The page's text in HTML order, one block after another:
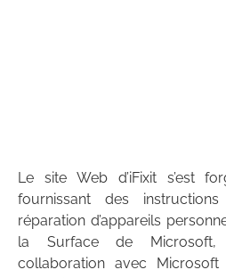
Le site Web d’iFixit s’est
fournissant des
réparation d’appareils
la Surface de
collaboration avec Microsoft